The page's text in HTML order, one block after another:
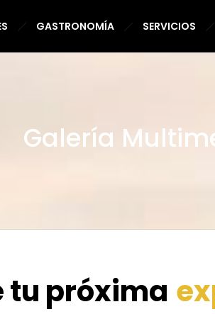
GASTRONOMÍA SERVICIOS
Galería
tu próxima